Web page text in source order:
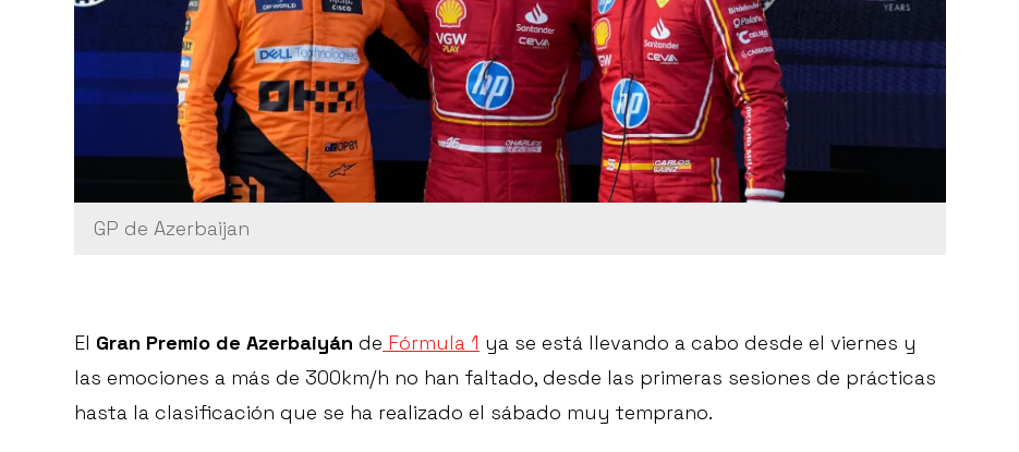
GP de Azerbaijan
El Gran Premio de Azerbaiyán de Fórmula 1 ya se está llevando a cabo desde el viernes y
las emociones a más de 300km/h no han faltado, desde las primeras sesiones de prácticas
hasta la clasificación que se ha realizado el sábado muy temprano.